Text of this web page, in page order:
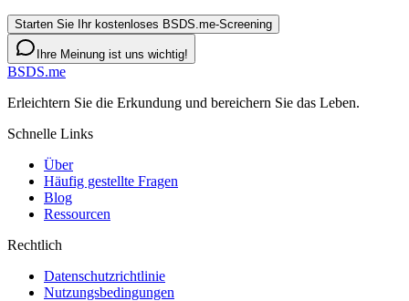
Starten Sie Ihr kostenloses BSDS.me-Screening
Ihre Meinung ist uns wichtig!
BSDS.me
Erleichtern Sie die Erkundung und bereichern Sie das Leben.
Schnelle Links
Über
Häufig gestellte Fragen
Blog
Ressourcen
Rechtlich
Datenschutzrichtlinie
Nutzungsbedingungen